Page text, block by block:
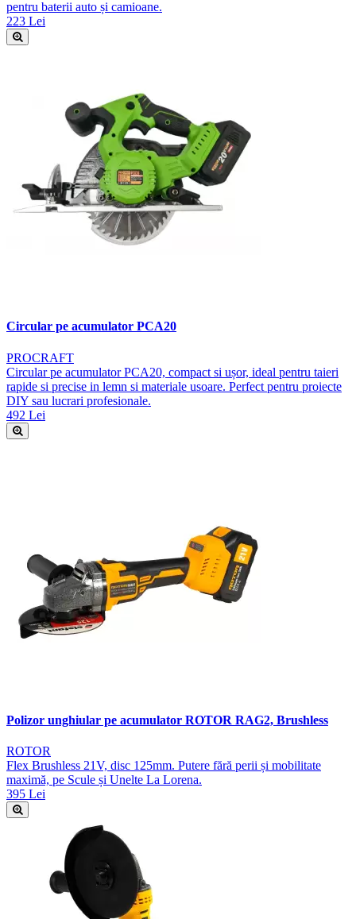
pentru baterii auto și camioane.
223 Lei
Circular pe acumulator PCA20
PROCRAFT
Circular pe acumulator PCA20, compact si ușor, ideal pentru taieri
rapide si precise in lemn si materiale usoare. Perfect pentru proiecte
DIY sau lucrari profesionale.
492 Lei
Polizor unghiular pe acumulator ROTOR RAG2, Brushless
ROTOR
Flex Brushless 21V, disc 125mm. Putere fără perii și mobilitate
maximă, pe Scule și Unelte La Lorena.
395 Lei